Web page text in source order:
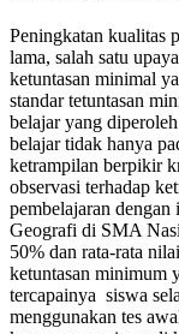
Peningkatan kualitas
lama, salah satu
ketuntasan minimal
standar tetuntasan
belajar yang
belajar tidak hanya
ketrampilan berpikir
observasi terhadap
pembelajaran
Geografi di SMA
50% dan rata-rata
ketuntasan minimum
tercapainya siswa
menggunakan tes